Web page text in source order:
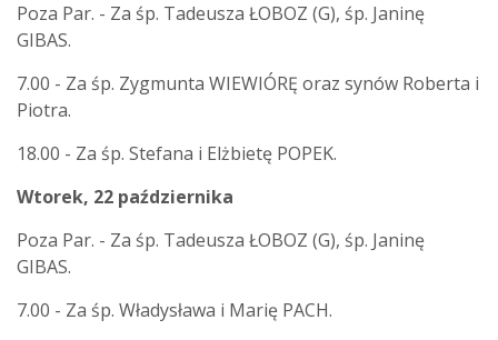
Poza Par. - Za śp. Tadeusza ŁOBOZ (G), śp. Janinę
GIBAS.
7.00 - Za śp. Zygmunta WIEWIÓRĘ oraz synów Roberta i
Piotra.
18.00 - Za śp. Stefana i Elżbietę POPEK.
Wtorek, 22 października
Poza Par. - Za śp. Tadeusza ŁOBOZ (G), śp. Janinę
GIBAS.
7.00 - Za śp. Władysława i Marię PACH.